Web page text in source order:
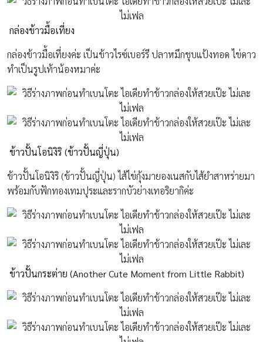
กล่องข้าวมื้อเที่ยง
กล่องข้าวมื้อเที่ยงค่ะ เป็นข้าวไรซ์เบอร์รี ปลาหมึกชุบแป้งทอด ไข่ดาว
ทำเป็นรูปเท้าน้องหมาค่ะ
ข้าวปั้นโอนิงิริ (ข้าวปั้นญี่ปุ่น)
ข้าวปั้นโอนิงิริ (ข้าวปั้นญี่ปุ่น) ไส้ไข่กุ้งมายองเนสกับไส้ยำสาหร่ายมา
พร้อมกับฟักทองเทมปุระและรากบัวย่างเทอริยากิค่ะ
ข้าวปั้นกระต่าย (Another Cute Moment from Little Rabbit)